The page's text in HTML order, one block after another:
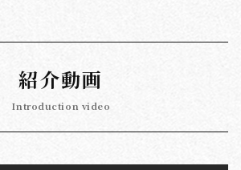
紹介動画
Introduction video